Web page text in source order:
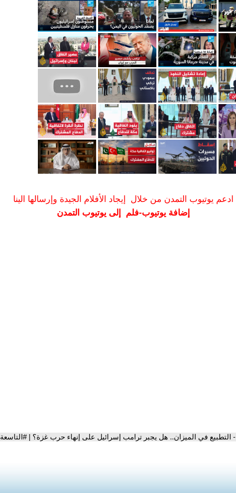
ادعم يوتيوب التمدن من خلال إيجاد الأفلام الجيدة وإرسالها الينا
إضافة يوتيوب-فلم إلى يوتيوب التمدن
- التطبيع في الميزان.. هل يجبر ترامب إسرائيل على إنهاء حرب غزة؟ | #التاسعة